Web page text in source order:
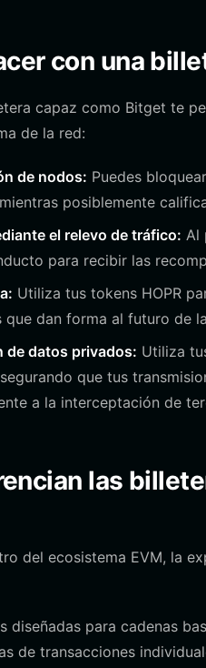
con una
capaz como Bitget te
de la red:
de nodos: Puedes
posiblemente
el relevo de tráfico: Al
para recibir las
Utiliza tus tokens HOPR
dan forma al futuro de
de datos privados: Utiliza
que tus
a la interceptación de
las
del ecosistema EVM, la
diseñadas para cadenas
de transacciones